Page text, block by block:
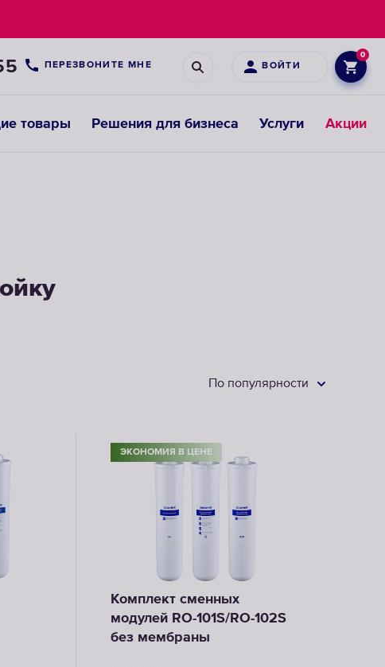
ПЕРЕЗВОНИТЕ МНЕ ВОЙТИ
0
фильтров-
насадок
ВЫБРАТЬ
СМЕННЫЕ
МОДУЛИ
товары Решения для бизнеса Услуги Акции
По популярности
ЭКОНОМИЯ В ЦЕНЕ
Комплект сменных
модулей RO-101S/RO-102S
без мембраны